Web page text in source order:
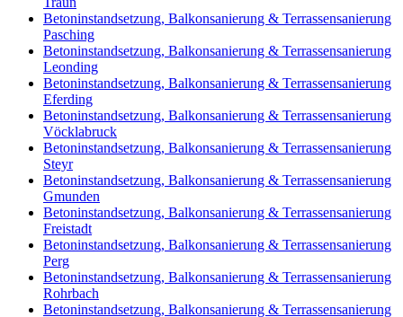
Betoninstandsetzung, Balkonsanierung & Terrassensanierung
Pasching
Betoninstandsetzung, Balkonsanierung & Terrassensanierung
Leonding
Betoninstandsetzung, Balkonsanierung & Terrassensanierung
Eferding
Betoninstandsetzung, Balkonsanierung & Terrassensanierung
Vöcklabruck
Betoninstandsetzung, Balkonsanierung & Terrassensanierung
Steyr
Betoninstandsetzung, Balkonsanierung & Terrassensanierung
Gmunden
Betoninstandsetzung, Balkonsanierung & Terrassensanierung
Freistadt
Betoninstandsetzung, Balkonsanierung & Terrassensanierung
Perg
Betoninstandsetzung, Balkonsanierung & Terrassensanierung
Rohrbach
Betoninstandsetzung, Balkonsanierung & Terrassensanierung